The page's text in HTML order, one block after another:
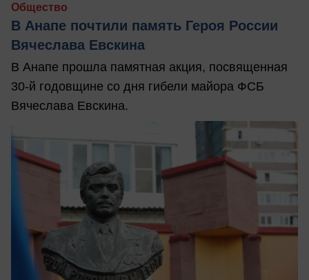
Общество
В Анапе почтили память Героя России
Вячеслава Евскина
В Анапе прошла памятная акция, посвященная
30-й годовщине со дня гибели майора ФСБ
Вячеслава Евскина.